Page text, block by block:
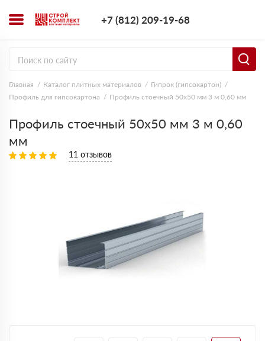
+7 (812) 209-19-68
Главная Каталог плитных материалов
Гипрок (гипсокартон)
Профиль для гипсокартона
Профиль стоечный 50х50 мм 3 м 0,60 мм
Профиль стоечный 50х50 мм 3 м 0,60
мм
11 отзывов